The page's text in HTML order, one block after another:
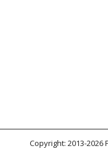
Copyright: 2013-2026